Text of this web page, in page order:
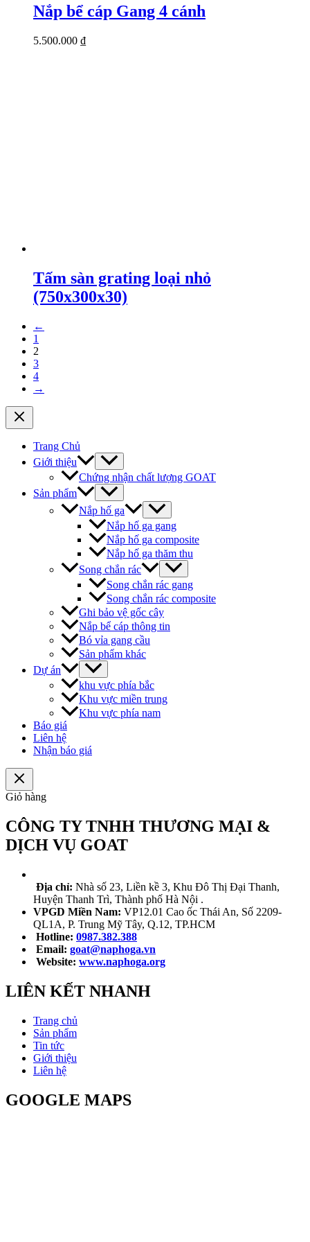
Nắp bể cáp Gang 4 cánh
5.500.000 ₫
Tấm sàn grating loại nhỏ
(750x300x30)
←
1
2
3
4
→
Trang Chủ
Giới thiệu
Chứng nhận chất lượng GOAT
Sản phẩm
Nắp hố ga
Nắp hố ga gang
Nắp hố ga composite
Nắp hố ga thăm thu
Song chắn rác
Song chắn rác gang
Song chắn rác composite
Ghi bảo vệ gốc cây
Nắp bể cáp thông tin
Bó vỉa gang cầu
Sản phẩm khác
Dự án
khu vực phía bắc
Khu vực miền trung
Khu vực phía nam
Báo giá
Liên hệ
Nhận báo giá
Giỏ hàng
CÔNG TY TNHH THƯƠNG MẠI &
DỊCH VỤ GOAT
Địa chỉ: Nhà số 23, Liền kề 3, Khu Đô Thị Đại Thanh,
Huyện Thanh Trì, Thành phố Hà Nội .
VPGD Miền Nam: VP12.01 Cao ốc Thái An, Số 2209-
QL1A, P. Trung Mỹ Tây, Q.12, TP.HCM
Hotline: 0987.382.388
Email: goat@naphoga.vn
Website: www.naphoga.org
LIÊN KẾT NHANH
Trang chủ
Sản phẩm
Tin tức
Giới thiệu
Liên hệ
GOOGLE MAPS